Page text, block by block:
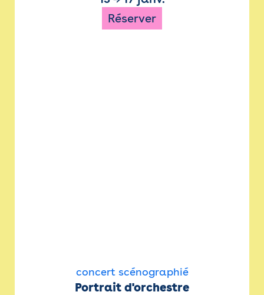
Réserver
concert scénographié
Portrait d'orchestre